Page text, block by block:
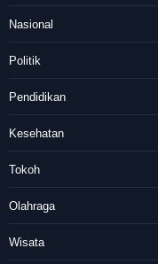
Nasional
Politik
Pendidikan
Kesehatan
Tokoh
Olahraga
Wisata